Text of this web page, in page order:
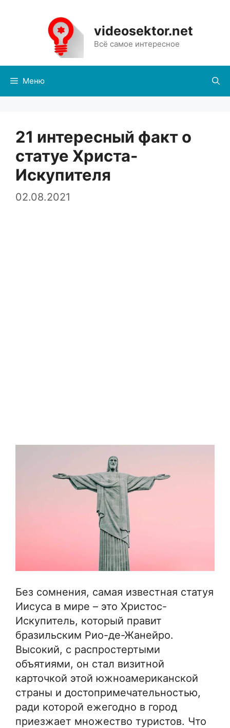
содержимому
videosektor.net
Всё самое интересное
Меню
21 интересный факт о
статуе Христа-
Искупителя
02.08.2021
Без сомнения, самая известная статуя
Иисуса в мире – это Христос-
Искупитель, который правит
бразильским Рио-де-Жанейро.
Высокий, с распростертыми
объятиями, он стал визитной
карточкой этой южноамериканской
страны и достопримечательностью,
ради которой ежегодно в город
приезжает множество туристов. Что